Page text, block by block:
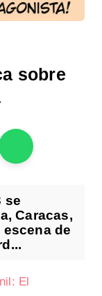
sobre
se
Caracas,
escena de
El